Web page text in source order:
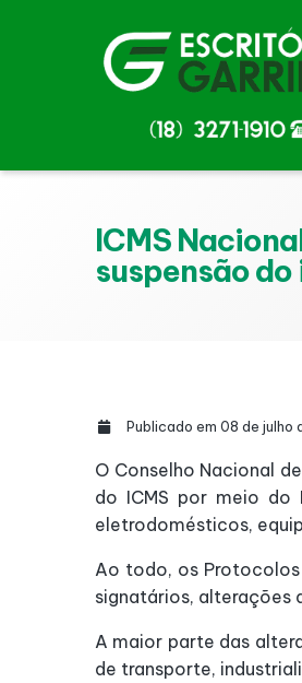
ICMS
suspensão
Publicado em 08 de julho
O Conselho Nacional
do ICMS por meio do
eletrodomésticos,
Ao todo, os Protocolos
signatários, alterações
A maior parte das
de transporte,